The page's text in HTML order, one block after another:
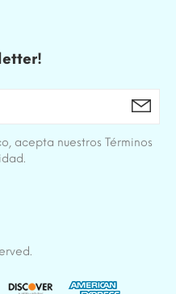
acepta nuestros Términos